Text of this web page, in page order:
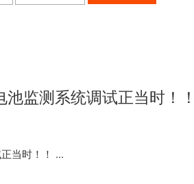
测系统调试正当时！！
！！ ...